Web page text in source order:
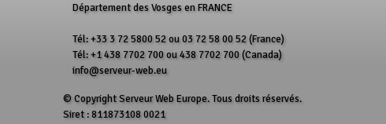
Département des Vosges en FRANCE
Tél: +33 3 72 5800 52 ou 03 72 58 00 52 (France)
Tél: +1 438 7702 700 ou 438 7702 700 (Canada)
info@serveur-web.eu
© Copyright Serveur Web Europe. Tous droits réservés.
Siret : 811873108 0021